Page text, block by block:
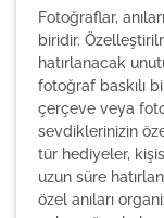
Fotoğraflar,
biridir.
hatırlanacak
fotoğraf baskılı
çerçeve veya
sevdiklerinizin
tür hediyeler,
uzun süre
özel anıları